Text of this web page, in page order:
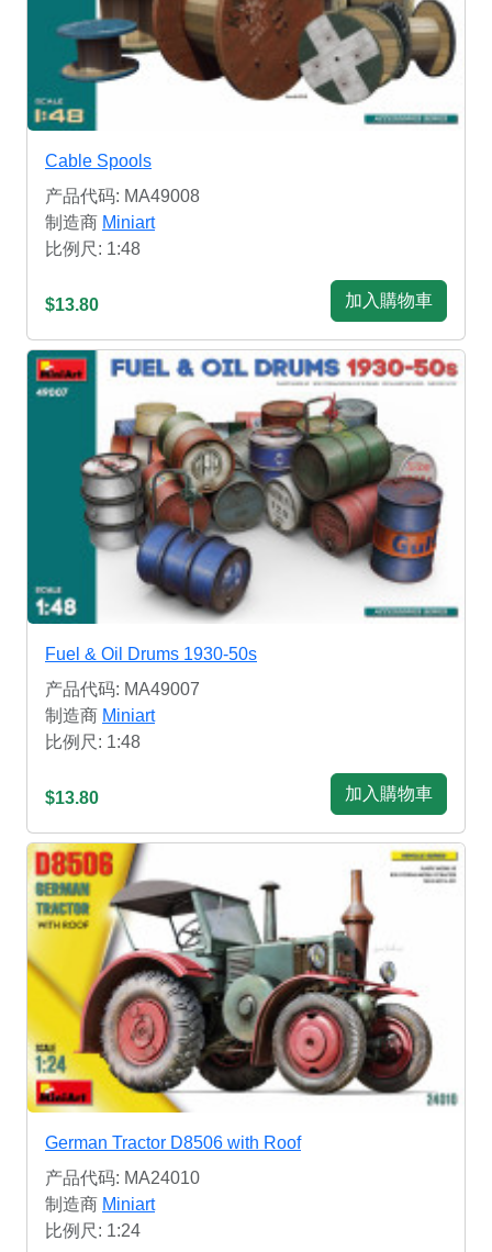
Cable Spools
产品代码: MA49008
制造商 Miniart
比例尺: 1:48
$13.80 加入購物車
Fuel & Oil Drums 1930-50s
产品代码: MA49007
制造商 Miniart
比例尺: 1:48
$13.80 加入購物車
German Tractor D8506 with Roof
产品代码: MA24010
制造商 Miniart
比例尺: 1:24